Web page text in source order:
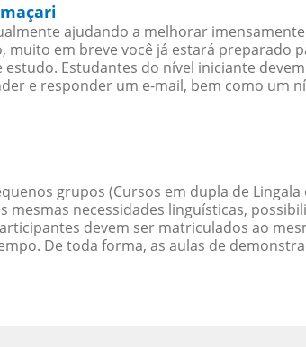
ajudando a melhorar
muito em breve você já estará preparado
Estudantes do nível iniciante
e responder um e-mail, bem como um
grupos (Cursos em dupla de
necessidades linguísticas,
devem ser matriculados ao
De toda forma, as aulas de